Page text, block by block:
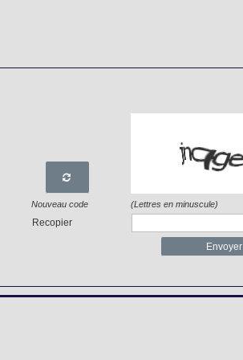

Nouveau code (Lettres en minuscule)
Recopier
Envoyer